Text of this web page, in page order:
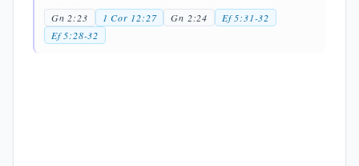
Gn 2:23 1 Cor 12:27 Gn 2:24
Ef 5:31-32
Ef 5:28-32